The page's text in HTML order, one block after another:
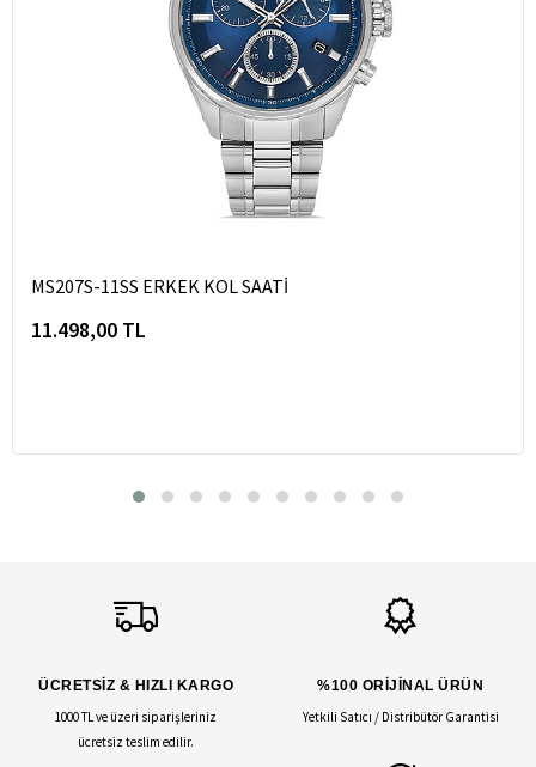
MS207S-11SS ERKEK KOL SAATİ
11.498,00 TL
ÜCRETSİZ & HIZLI KARGO
1000 TL ve üzeri siparişleriniz
ücretsiz teslim edilir.
%100 ORİJİNAL ÜRÜN
Yetkili Satıcı / Distribütör Garantisi